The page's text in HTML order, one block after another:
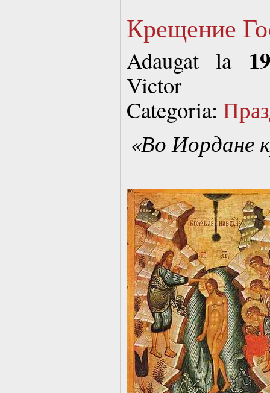
Крещение
Adaugat la
Victor
Categoria:
«Во Иордане